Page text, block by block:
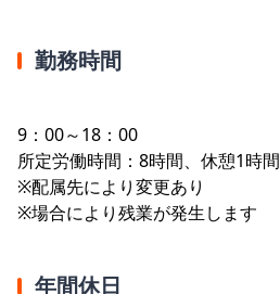
勤務時間
9：00～18：00
所定労働時間：8時間、休憩1時間
※配属先により変更あり
※場合により残業が発生します
年間休日